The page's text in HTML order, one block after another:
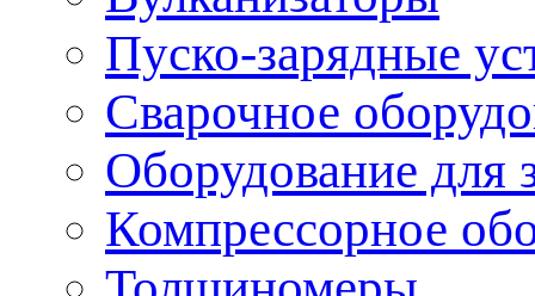
Пуско-зарядные
Сварочное
Оборудование для
Компрессорное